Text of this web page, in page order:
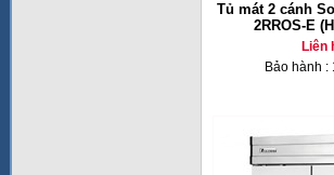
Tủ mát 2 cánh
2RROS-E
Liên
Bảo hành :